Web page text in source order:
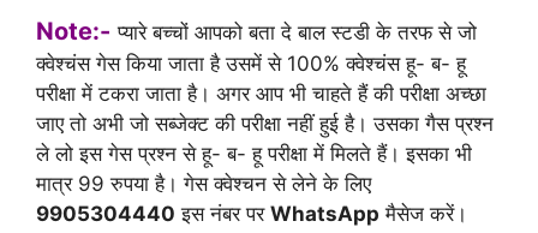
Note:- प्यारे बच्चों आपको बता दे बाल स्टडी के तरफ से जो
क्वेश्चंस गेस किया जाता है उसमें से 100% क्वेश्चंस हू- ब- हू
परीक्षा में टकरा जाता है। अगर आप भी चाहते हैं की परीक्षा अच्छा
जाए तो अभी जो सब्जेक्ट की परीक्षा नहीं हुई है। उसका गैस प्रश्न
ले लो इस गेस प्रश्न से हू- ब- हू परीक्षा में मिलते हैं। इसका भी
मात्र 99 रुपया है। गेस क्वेश्चन से लेने के लिए
9905304440 इस नंबर पर WhatsApp मैसेज करें।